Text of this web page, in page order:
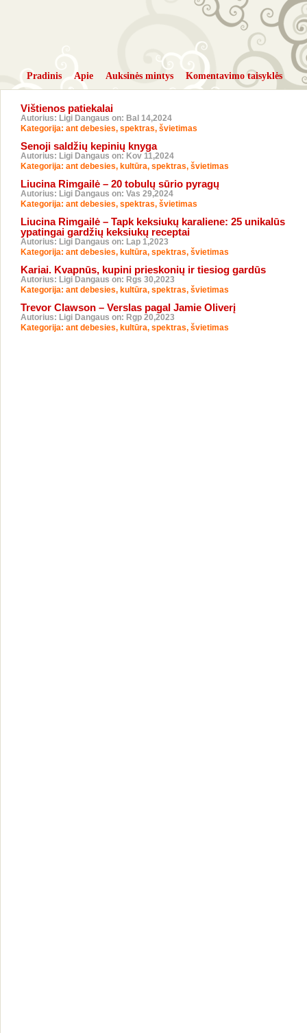
Pradinis Apie Auksinės mintys Komentavimo taisyklės
Vištienos patiekalai
Autorius: Ligi Dangaus on: Bal 14,2024
Kategorija: ant debesies, spektras, švietimas
Senoji saldžių kepinių knyga
Autorius: Ligi Dangaus on: Kov 11,2024
Kategorija: ant debesies, kultūra, spektras, švietimas
Liucina Rimgailė – 20 tobulų sūrio pyragų
Autorius: Ligi Dangaus on: Vas 29,2024
Kategorija: ant debesies, spektras, švietimas
Liucina Rimgailė – Tapk keksiukų karaliene: 25 unikalūs
ypatingai gardžių keksiukų receptai
Autorius: Ligi Dangaus on: Lap 1,2023
Kategorija: ant debesies, kultūra, spektras, švietimas
Kariai. Kvapnūs, kupini prieskonių ir tiesiog gardūs
Autorius: Ligi Dangaus on: Rgs 30,2023
Kategorija: ant debesies, kultūra, spektras, švietimas
Trevor Clawson – Verslas pagal Jamie Oliverį
Autorius: Ligi Dangaus on: Rgp 20,2023
Kategorija: ant debesies, kultūra, spektras, švietimas